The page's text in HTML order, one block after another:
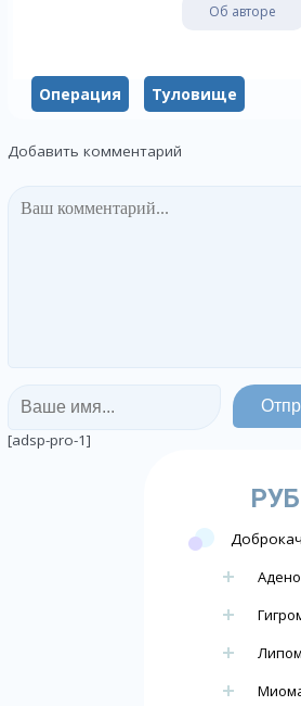
Об авторе
Операция Туловище
Добавить комментарий
[adsp-pro-1]